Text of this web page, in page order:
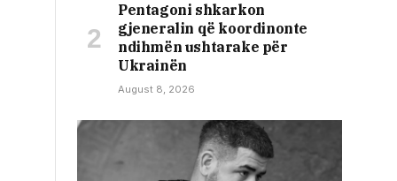
Pentagoni shkarkon
gjeneralin që koordinonte
ndihmën ushtarake për
Ukrainën
August 8, 2026